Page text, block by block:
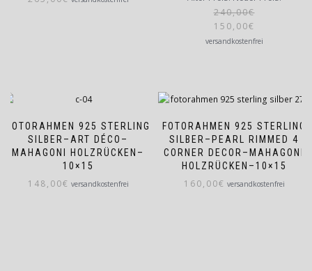
240,00€
Preis
war:
240,00€
150,00€
versandkostenfrei
FOTORAHMEN 925 STERLING
SILBER–ART DÉCO–
MAHAGONI HOLZRÜCKEN–
10×15
148,00€ versandkostenfrei
FOTORAHMEN 925 STERLING
SILBER–PEARL RIMMED 4
CORNER DECOR–MAHAGONI
HOLZRÜCKEN–10×15
160,00€ versandkostenfrei